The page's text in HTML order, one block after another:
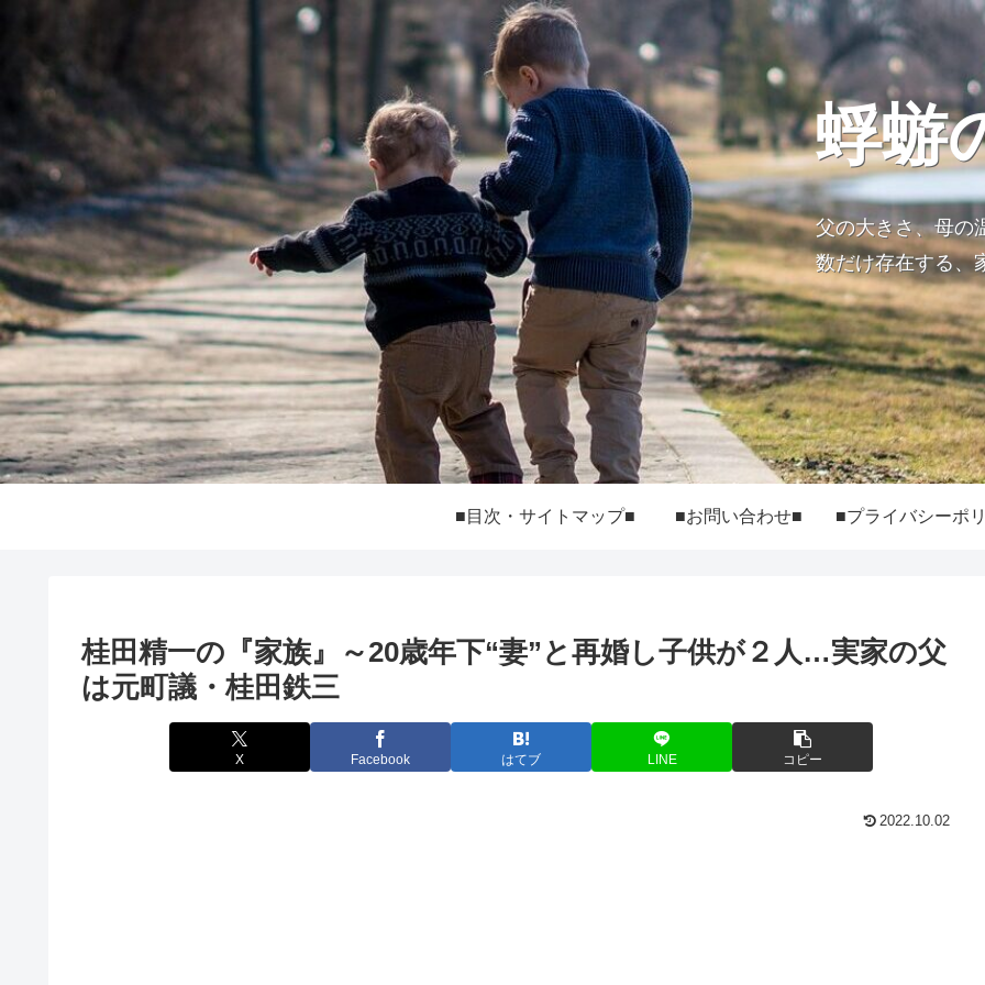
蜉蝣
父の大きさ、母の
数だけ存在する、
■目次・サイトマップ■ ■お問い合わせ■
桂田精一の『家族』～20歳年下“妻”と再婚し子供が２人…実家の父
は元町議・桂田鉄三
X Facebook はてブ LINE コピー
2022.10.02